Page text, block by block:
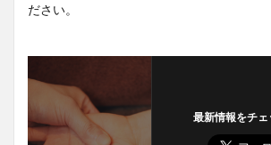
ださい。
最新情報をチェ